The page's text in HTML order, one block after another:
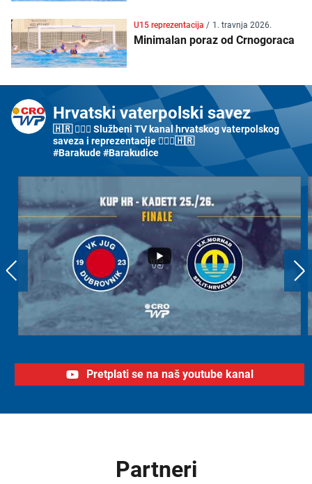
U15 reprezentacija/ 1. travnja 2026.
Minimalan poraz od Crnogoraca
Hrvatski vaterpolski savez
🇭🇷 🤽🏼‍♂️ Službeni TV kanal hrvatskog vaterpolskog
saveza i reprezentacije 🤽🏼‍♀️🇭🇷
#Barakude #Barakudice
Pretplati se na naš youtube kanal
Partneri